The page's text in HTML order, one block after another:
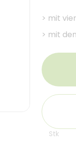
> mit
> mit
Stk